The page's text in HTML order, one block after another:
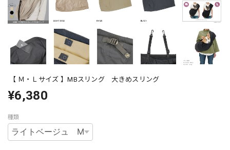
【 Ｍ・Ｌサイズ 】MBスリング 大きめスリング
¥6,380
種類